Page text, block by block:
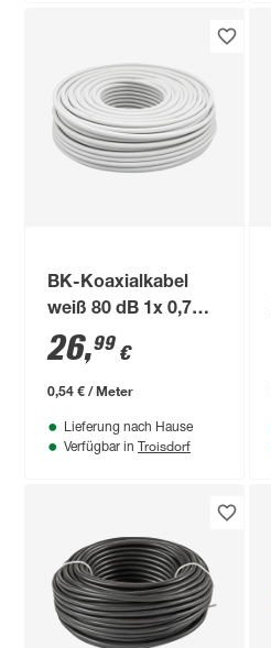
BK-Koaxialkabel
weiß 80 dB 1x 0,7
mm² 50 m
26,99 €
0,54 € / Meter
Lieferung nach Hause
Verfügbar in Troisdorf